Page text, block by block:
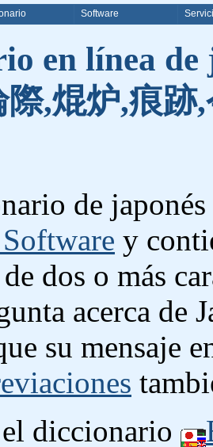
Software
en línea
,焜炉,痕跡
de
y
dos o más
acerca de
su mensaje
diccionario